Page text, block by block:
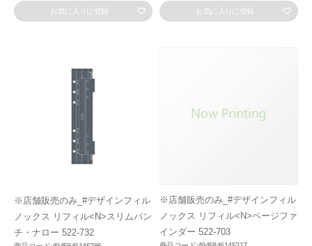
お気に入りに登録 お気に入りに登録
※店舗販売のみ_#デザインフィル
ノックス リフィル<N>スリムパン
チ・ナロー 522-732
※店舗販売のみ_#デザインフィル
ノックス リフィル<N>ページファ
インダー 522-703